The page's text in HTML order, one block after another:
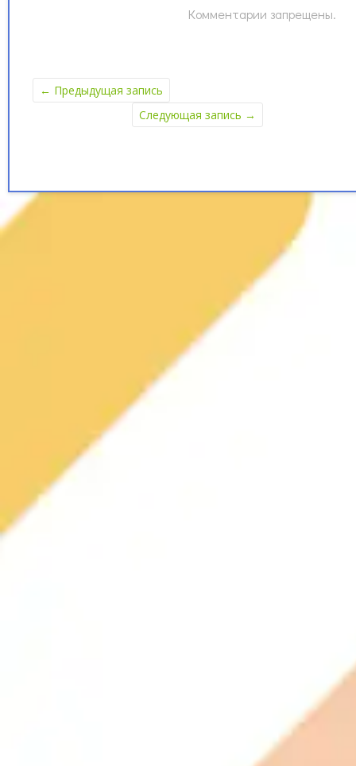
Комментарии запрещены.
← Предыдущая запись
Следующая запись →